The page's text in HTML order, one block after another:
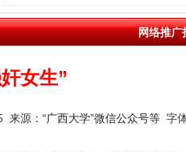
网络推广
女生”
来源： “广西大学”微信公众号等 字